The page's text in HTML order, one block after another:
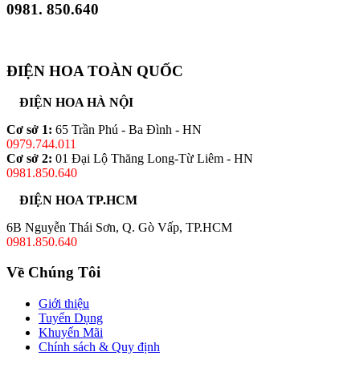
0981. 850.640
ĐIỆN HOA TOÀN QUỐC
ĐIỆN HOA HÀ NỘI
Cơ sở 1: 65 Trần Phú - Ba Đình - HN
0979.744.011
Cơ sở 2: 01 Đại Lộ Thăng Long-Từ Liêm - HN
0981.850.640
ĐIỆN HOA TP.HCM
6B Nguyễn Thái Sơn, Q. Gò Vấp, TP.HCM
0981.850.640
Về Chúng Tôi
Giới thiệu
Tuyển Dụng
Khuyến Mãi
Chính sách & Quy định